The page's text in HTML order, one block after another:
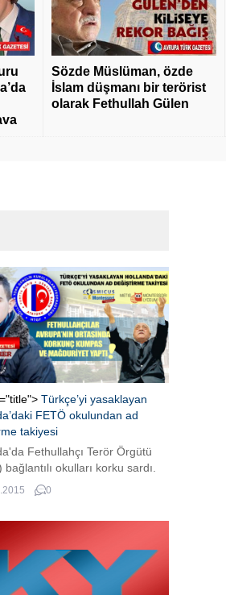
Sözde Müslüman, özde
İslam düşmanı bir terörist
olarak Fethullah Gülen
Türkçe’yi yasaklayan
FETÖ okulundan ad
takiyesi
Fethullahçı Terör Örgütü
okulları korku sardı.
Hollanda ve Avrupa'daki
ve terör faaliyetleri yıllar
0